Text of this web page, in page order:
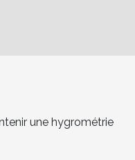
une hygrométrie